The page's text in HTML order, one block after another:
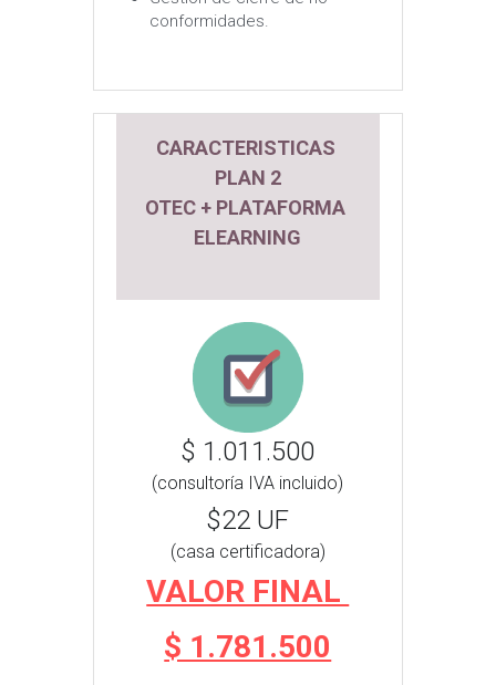
conformidades.
CARACTERISTICAS
PLAN 2
OTEC + PLATAFORMA
ELEARNING
$ 1.011.500
(consultoría IVA incluido)
$22 UF
(casa certificadora)
VALOR FINAL
$ 1.781.500